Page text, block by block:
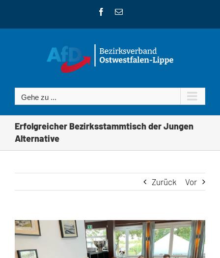
Facebook
E-
Gehe zu ...
Erfolgreicher Bezirksstammtisch der Jungen
Alternative
Zurück Vor
Zeige
grösseres
Bild